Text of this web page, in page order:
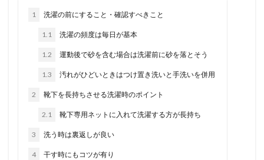
1 洗濯の前にすること・確認すべきこと
1.1 洗濯の頻度は毎日が基本
1.2 運動後で砂を含む場合は洗濯前に砂を落とそう
1.3 汚れがひどいときはつけ置き洗いと手洗いを併用
2 靴下を長持ちさせる洗濯時のポイント
2.1 靴下専用ネットに入れて洗濯する方が長持ち
3 洗う時は裏返しが良い
4 干す時にもコツが有り